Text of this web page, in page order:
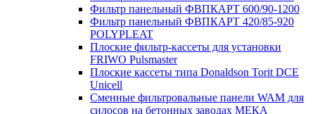
Фильтр панельный ФВПКАРТ 600/90-1200
Фильтр панельный ФВПКАРТ 420/85-920
POLYPLEAT
Плоские фильтр-кассеты для установки
FRIWO Pulsmaster
Плоские кассеты типа Donaldson Torit DCE
Unicell
Сменные фильтровальные панели WAM для
силосов на бетонных заводах МЕКА